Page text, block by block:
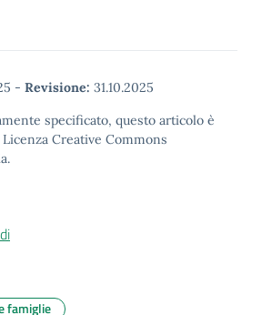
- Revisione: 31.10.2025
specificato, questo articolo è
Creative Commons
famiglie